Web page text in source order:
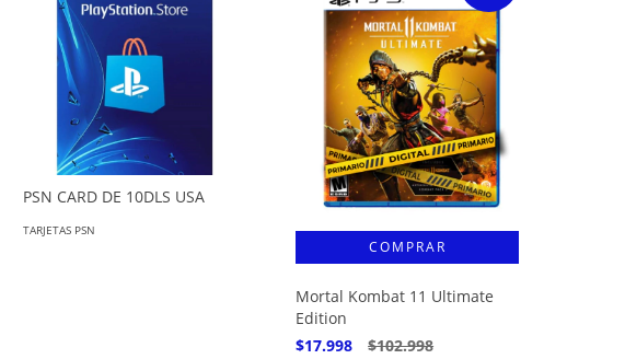
PSN CARD DE 10DLS USA
TARJETAS PSN
Mortal Kombat 11 Ultimate
Edition
$17.998
$102.998